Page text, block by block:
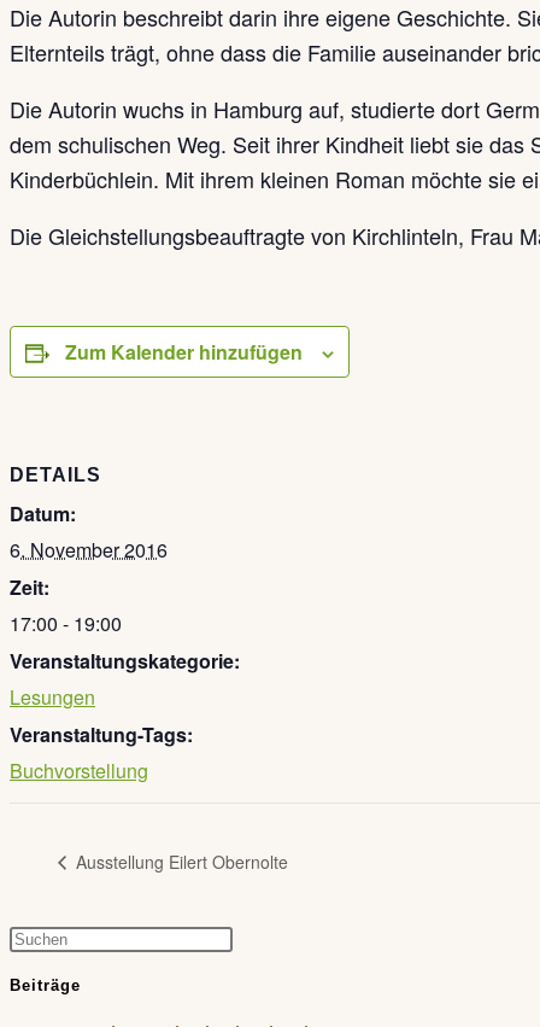
Die Autorin beschreibt darin ihre eigene Geschichte.
Elternteils trägt, ohne dass die Familie auseinander
Die Autorin wuchs in Hamburg auf, studierte dort
dem schulischen Weg. Seit ihrer Kindheit liebt sie
Kinderbüchlein. Mit ihrem kleinen Roman möchte sie
Die Gleichstellungsbeauftragte von Kirchlinteln, Frau
Zum Kalender hinzufügen
DETAILS
Datum:
6. November 2016
Zeit:
17:00 - 19:00
Veranstaltungskategorie:
Lesungen
Veranstaltung-Tags:
Buchvorstellung
Ausstellung Eilert Obernolte
Press
Beiträge